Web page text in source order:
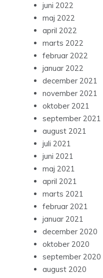
juni 2022
maj 2022
april 2022
marts 2022
februar 2022
januar 2022
december 2021
november 2021
oktober 2021
september 2021
august 2021
juli 2021
juni 2021
maj 2021
april 2021
marts 2021
februar 2021
januar 2021
december 2020
oktober 2020
september 2020
august 2020